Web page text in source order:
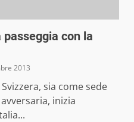
con la
2013
sia come sede
inizia